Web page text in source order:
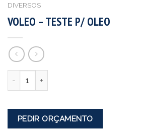
DIVERSOS
VOLEO – TESTE P/ OLEO
PEDIR ORÇAMENTO